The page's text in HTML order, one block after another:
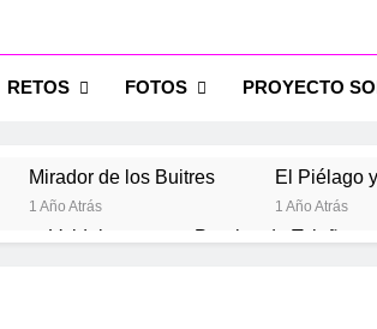
RETOS FOTOS PROYECTO
Mirador de los Buitres
1 Año Atrás
El Piélago
1 Año Atrás
Valdelaguna por Perales de Tajuña